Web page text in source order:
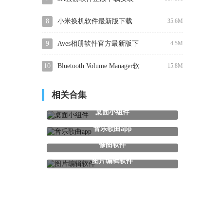
8 小米换机软件最新版下载 35.6M
9 Aves相册软件官方最新版下
载
4.5M
10 Bluetooth Volume Manager软 15.8M
相关合集
桌面小组件
音乐歌曲app
修图软件
图片编辑软件